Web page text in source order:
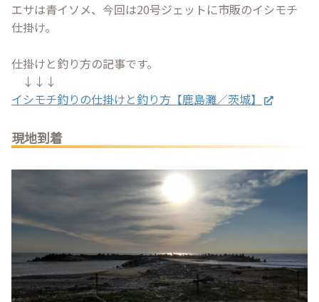
エサは青イソメ、今回は20号ジェットに市販のイシモチ
仕掛け。
仕掛けと釣り方の記事です。
↓↓↓
イシモチ釣りの仕掛けと釣り方【鹿島灘／茨城】
現地到着